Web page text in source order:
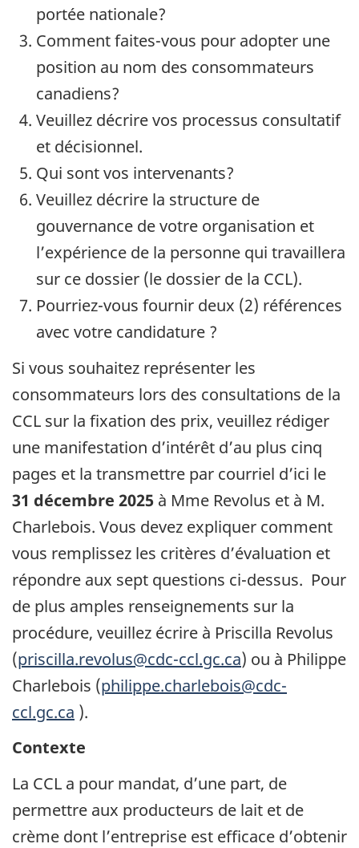
portée nationale?
Comment faites-vous pour adopter une
position au nom des consommateurs
canadiens?
Veuillez décrire vos processus consultatif
et décisionnel.
Qui sont vos intervenants?
Veuillez décrire la structure de
gouvernance de votre organisation et
l’expérience de la personne qui travaillera
sur ce dossier (le dossier de la CCL).
Pourriez-vous fournir deux (2) références
avec votre candidature ?
Si vous souhaitez représenter les
consommateurs lors des consultations de la
CCL sur la fixation des prix, veuillez rédiger
une manifestation d’intérêt d’au plus cinq
pages et la transmettre par courriel d’ici le
31 décembre 2025 à Mme Revolus et à M.
Charlebois. Vous devez expliquer comment
vous remplissez les critères d’évaluation et
répondre aux sept questions ci-dessus. Pour
de plus amples renseignements sur la
procédure, veuillez écrire à Priscilla Revolus
(priscilla.revolus@cdc-ccl.gc.ca) ou à Philippe
Charlebois (philippe.charlebois@cdc-
ccl.gc.ca ).
Contexte
La CCL a pour mandat, d’une part, de
permettre aux producteurs de lait et de
crème dont l’entreprise est efficace d’obtenir